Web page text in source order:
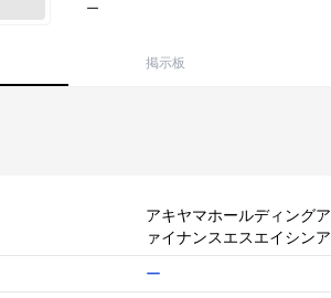
ー
掲示板
アキヤマホールディング
ァイナンスエスエイシン
ー